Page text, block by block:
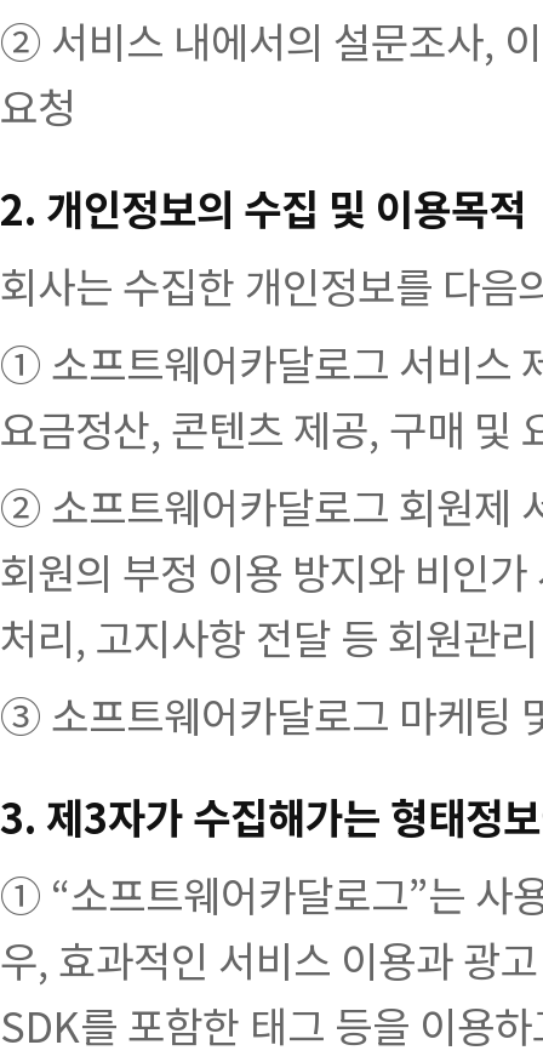
② 서비스 내에서의 설문조사,
요청
2. 개인정보의 수집 및 이용목적
회사는 수집한 개인정보를 다음
① 소프트웨어카달로그 서비스
요금정산, 콘텐츠 제공, 구매 및
② 소프트웨어카달로그 회원제
회원의 부정 이용 방지와 비인
처리, 고지사항 전달 등 회원관리
③ 소프트웨어카달로그 마케팅
3. 제3자가 수집해가는 형태정
① “소프트웨어카달로그”는 사
우, 효과적인 서비스 이용과 광
SDK를 포함한 태그 등을 이용